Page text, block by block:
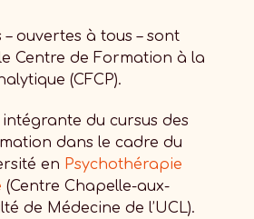
ouvertes à tous – sont
Centre de Formation à la
(CFCP).
du cursus des
dans le cadre du
en Psychothérapie
(Centre Chapelle-aux-
de Médecine de l’UCL).